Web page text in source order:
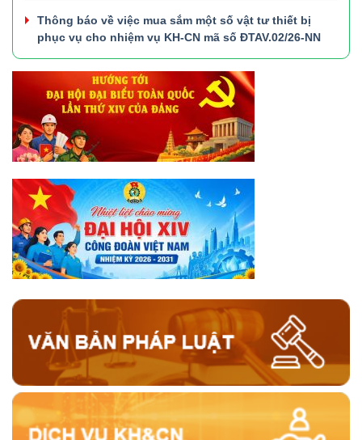
Thông báo về việc mua sắm một số vật tư thiết bị
phục vụ cho nhiệm vụ KH-CN mã số ĐTAV.02/26-NN